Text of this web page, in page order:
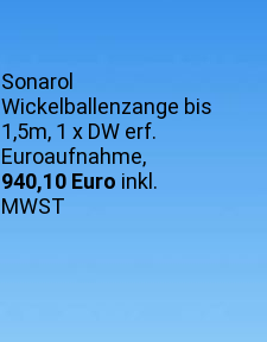
Sonarol
Wickelballenzange bis
1,5m, 1 x DW erf.
Euroaufnahme,
940,10 Euro inkl.
MWST